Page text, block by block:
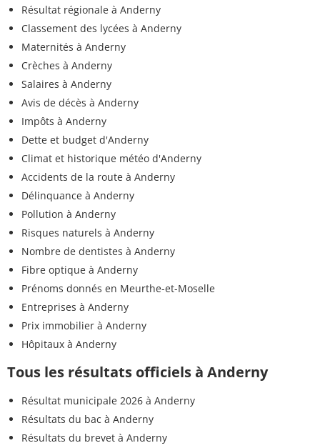
Résultat régionale à Anderny
Classement des lycées à Anderny
Maternités à Anderny
Crèches à Anderny
Salaires à Anderny
Avis de décès à Anderny
Impôts à Anderny
Dette et budget d'Anderny
Climat et historique météo d'Anderny
Accidents de la route à Anderny
Délinquance à Anderny
Pollution à Anderny
Risques naturels à Anderny
Nombre de dentistes à Anderny
Fibre optique à Anderny
Prénoms donnés en Meurthe-et-Moselle
Entreprises à Anderny
Prix immobilier à Anderny
Hôpitaux à Anderny
Tous les résultats officiels à Anderny
Résultat municipale 2026 à Anderny
Résultats du bac à Anderny
Résultats du brevet à Anderny